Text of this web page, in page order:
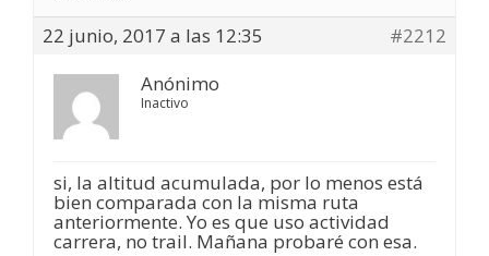
22 junio, 2017 a las 12:35
#2212
Anónimo
Inactivo
si, la altitud acumulada, por lo menos está
bien comparada con la misma ruta
anteriormente. Yo es que uso actividad
carrera, no trail. Mañana probaré con esa.